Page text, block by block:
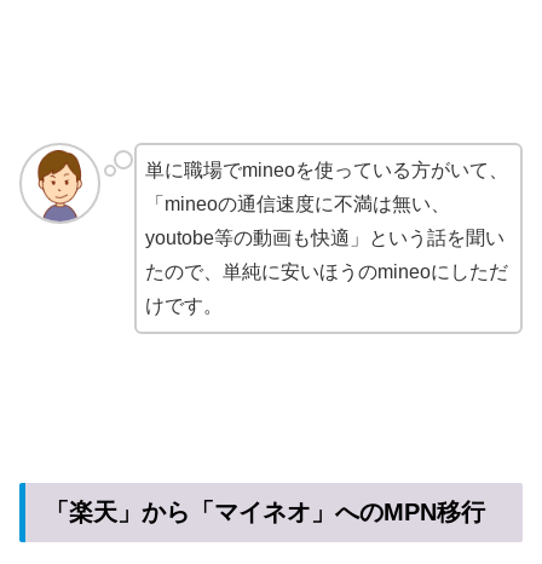
単に職場でmineoを使っている方がいて、
「mineoの通信速度に不満は無い、
youtobe等の動画も快適」という話を聞い
たので、単純に安いほうのmineoにしただ
けです。
「楽天」から「マイネオ」へのMPN移行